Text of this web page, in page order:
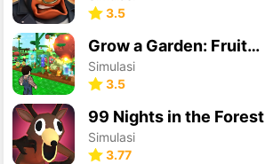
3.5
Grow a Garden: Fruits & Animal
Simulasi
3.5
99 Nights in the Forest
Simulasi
3.77